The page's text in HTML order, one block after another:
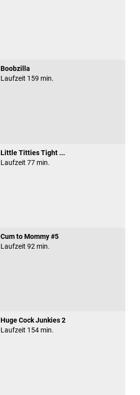
Boobzilla
Laufzeit 159 min.
Little Titties Tight ...
Laufzeit 77 min.
Cum to Mommy #5
Laufzeit 92 min.
Huge Cock Junkies 2
Laufzeit 154 min.